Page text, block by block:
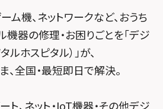
ルル宮野木
葉
出張所
都河原町
ム機、ネットワークなど、おうち
機器の修理・お困りごとを「デジ
ルホスピタル）」が、
、全国・最短即日で解決。
、ネット・IoT機器・その他デジ